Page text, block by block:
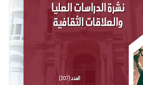
تواصل معنا
الطلاب